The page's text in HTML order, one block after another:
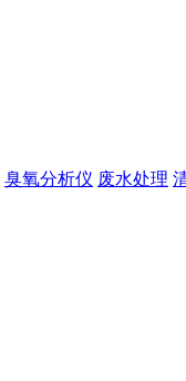
臭氧分析仪 废水处理